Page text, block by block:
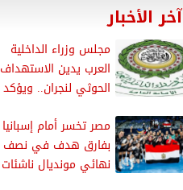
آخر الأخبار
مجلس وزراء الداخلية
العرب يدين الاستهداف
الحوثي لنجران.. ويؤكد
مصر تخسر أمام إسبانيا
بفارق هدف في نصف
نهائي مونديال ناشئات